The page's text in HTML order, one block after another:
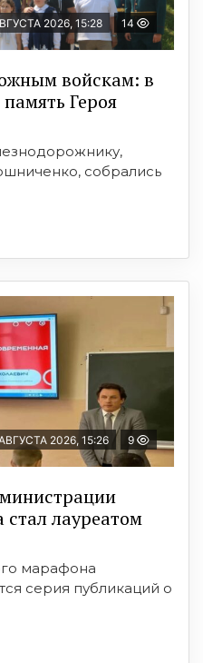
2026, 15:28 14
войскам: в
Героя
собрались
2026, 15:26 9
лауреатом
марафона
серия публикаций о